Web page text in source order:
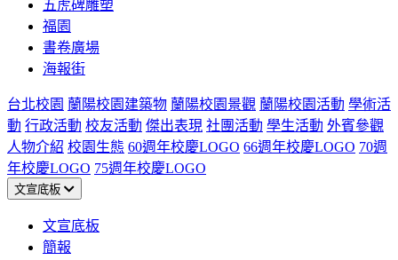
五虎碑雕塑
福園
書卷廣場
海報街
台北校園 蘭陽校園建築物 蘭陽校園景觀 蘭陽校園活動 學術活
動 行政活動 校友活動 傑出表現 社團活動 學生活動 外賓參觀
人物介紹 校園生態 60週年校慶LOGO 66週年校慶LOGO 70週
年校慶LOGO 75週年校慶LOGO
文宣底板
文宣底板
簡報